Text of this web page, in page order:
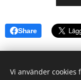
Share
Vi använder